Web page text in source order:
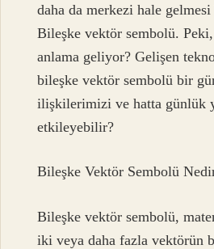
daha da merkezi hale
Bileşke vektör sembolü.
anlama geliyor? Gelişen
bileşke vektör sembolü bir
ilişkilerimizi ve hatta günlük
etkileyebilir?
Bileşke Vektör Sembolü
Bileşke vektör sembolü,
iki veya daha fazla vektörün